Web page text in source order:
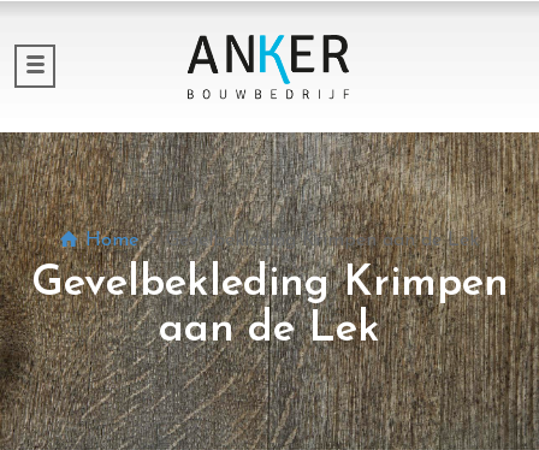
Home Gevelbekleding Krimpen aan de Lek
Gevelbekleding Krimpen
aan de Lek